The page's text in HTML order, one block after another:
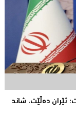
ئێران ده‌ڵێت، شاند